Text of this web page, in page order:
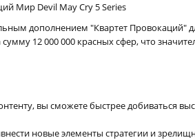
Мир Devil May Cry 5 Series
дополнением "Квартет Провокаций"
12 000 000 красных сфер, что
вы сможете быстрее добиваться
новые элементы стратегии и